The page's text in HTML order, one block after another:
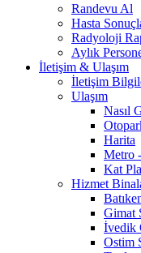
Randevu Al
Hasta
Radyoloji
Aylık
İletişim & Ulaşım
İletişim
Ulaşım
Nasıl
Harita
Metro
Kat
Hizmet
Gimat
İvedik
Ostim